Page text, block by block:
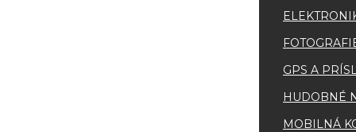
GPS A
HUDOBNÉ
MOBILNÁ